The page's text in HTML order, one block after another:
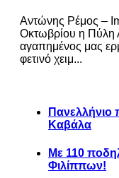
Αντώνης Ρέμος –
Οκτωβρίου η Πύλη
αγαπημένος μας
φετινό χειμ...
Πανελλήνιο
Καβάλα
Με 110
Φιλίππων!